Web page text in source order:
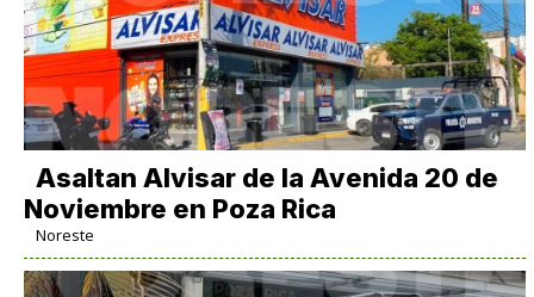
Asaltan Alvisar de la Avenida 20 de
Noviembre en Poza Rica
Noreste